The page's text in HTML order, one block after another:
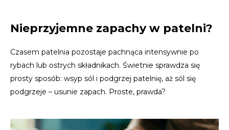
Nieprzyjemne zapachy w patelni?
Czasem patelnia pozostaje pachnąca intensywnie po
rybach lub ostrych składnikach. Świetnie sprawdza się
prosty sposób: wsyp sól i podgrzej patelnię, aż sól się
podgrzeje – usunie zapach. Proste, prawda?